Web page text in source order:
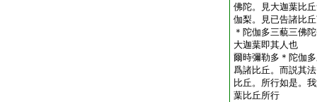
佛陀。見大迦葉比
伽梨。見已告諸比
＊陀伽多三藐三佛
大迦葉即其人也
爾時彌勒多＊陀伽
爲諸比丘。而説其
比丘。所行如是。
葉比丘所行